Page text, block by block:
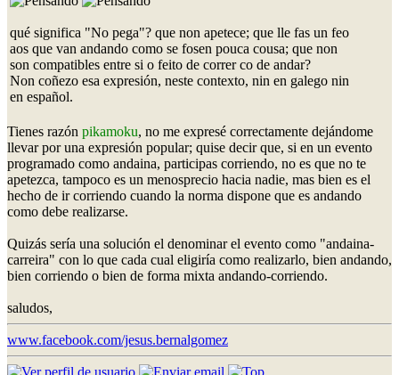
qué significa "No pega"? que non apetece; que lle fas un feo
aos que van andando como se fosen pouca cousa; que non
son compatibles entre si o feito de correr co de andar?
Non coñezo esa expresión, neste contexto, nin en galego nin
en español.
Tienes razón pikamoku, no me expresé correctamente dejándome
llevar por una expresión popular; quise decir que, si en un evento
programado como andaina, participas corriendo, no es que no te
apetezca, tampoco es un menosprecio hacia nadie, mas bien es el
hecho de ir corriendo cuando la norma dispone que es andando
como debe realizarse.
Quizás sería una solución el denominar el evento como "andaina-
carreira" con lo que cada cual eligiría como realizarlo, bien andando,
bien corriendo o bien de forma mixta andando-corriendo.
saludos,
www.facebook.com/jesus.bernalgomez